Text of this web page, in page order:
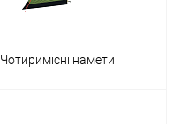
Чотиримісні намети